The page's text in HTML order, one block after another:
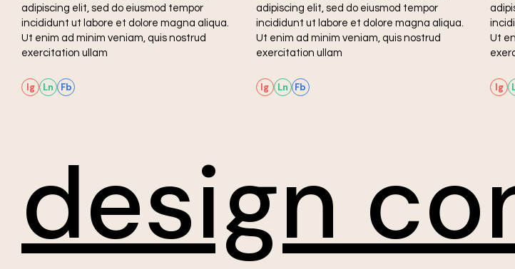
adipiscing elit, sed do eiusmod tempor
incididunt ut labore et dolore magna aliqua.
Ut enim ad minim veniam, quis nostrud
exercitation ullam
Ig Ln Fb
adipiscing elit, sed do eiusmod tempor
incididunt ut labore et dolore magna aliqua.
Ut enim ad minim veniam, quis nostrud
exercitation ullam
Ig Ln Fb
Ut
Ig
design